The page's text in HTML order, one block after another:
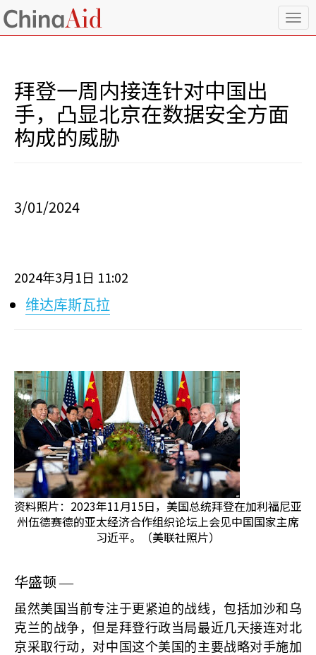
T
o
拜登一周内接连针对中国出
手，凸显北京在数据安全方面
构成的威胁
3/01/2024
2024年3月 1 日 11:02
维达库斯瓦拉
资料照片：2023年11月15日，美国总统拜登在加利福尼亚
州伍德赛德的亚太经济合作组织论坛上会见中国国家主席
习近平。（美联社照片）
华盛顿 —
虽然美国当前专注于更紧迫的战线，包括加沙和乌
克兰的战争，但是拜登行政当局最近几天接连对北
京采取行动，对中国这个美国的主要战略对手施加